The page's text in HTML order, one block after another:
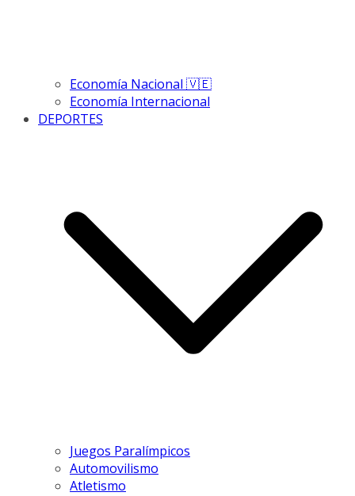
Economía Nacional 🇻🇪
Economía Internacional
DEPORTES
Juegos Paralímpicos
Automovilismo
Atletismo